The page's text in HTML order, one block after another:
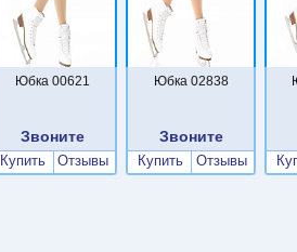
Юбка 00621
Звоните
Купить Отзывы
Юбка 02838
Звоните
Купить Отзывы